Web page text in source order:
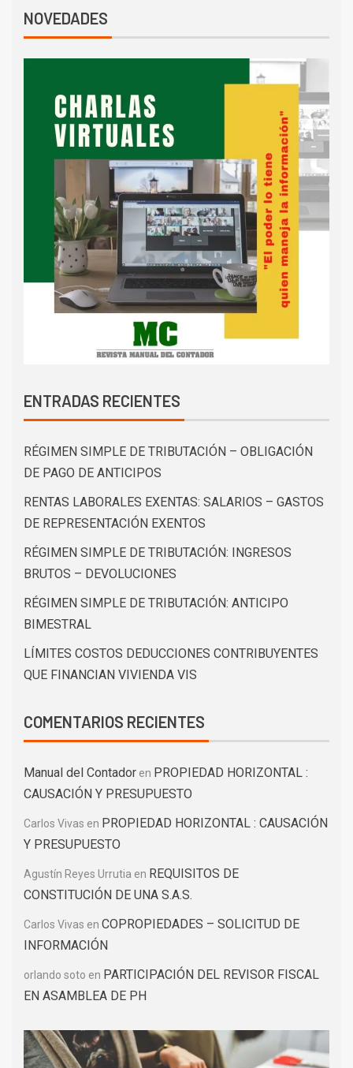
NOVEDADES
ENTRADAS RECIENTES
RÉGIMEN SIMPLE DE TRIBUTACIÓN – OBLIGACIÓN
DE PAGO DE ANTICIPOS
RENTAS LABORALES EXENTAS: SALARIOS – GASTOS
DE REPRESENTACIÓN EXENTOS
RÉGIMEN SIMPLE DE TRIBUTACIÓN: INGRESOS
BRUTOS – DEVOLUCIONES
RÉGIMEN SIMPLE DE TRIBUTACIÓN: ANTICIPO
BIMESTRAL
LÍMITES COSTOS DEDUCCIONES CONTRIBUYENTES
QUE FINANCIAN VIVIENDA VIS
COMENTARIOS RECIENTES
Manual del Contador en PROPIEDAD HORIZONTAL :
CAUSACIÓN Y PRESUPUESTO
Carlos Vivas en PROPIEDAD HORIZONTAL : CAUSACIÓN
Y PRESUPUESTO
Agustín Reyes Urrutia en REQUISITOS DE
CONSTITUCIÓN DE UNA S.A.S.
Carlos Vivas en COPROPIEDADES – SOLICITUD DE
INFORMACIÓN
orlando soto en PARTICIPACIÓN DEL REVISOR FISCAL
EN ASAMBLEA DE PH